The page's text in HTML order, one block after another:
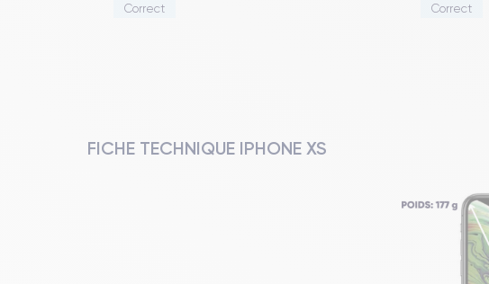
Correct Correct
FICHE TECHNIQUE IPHONE XS